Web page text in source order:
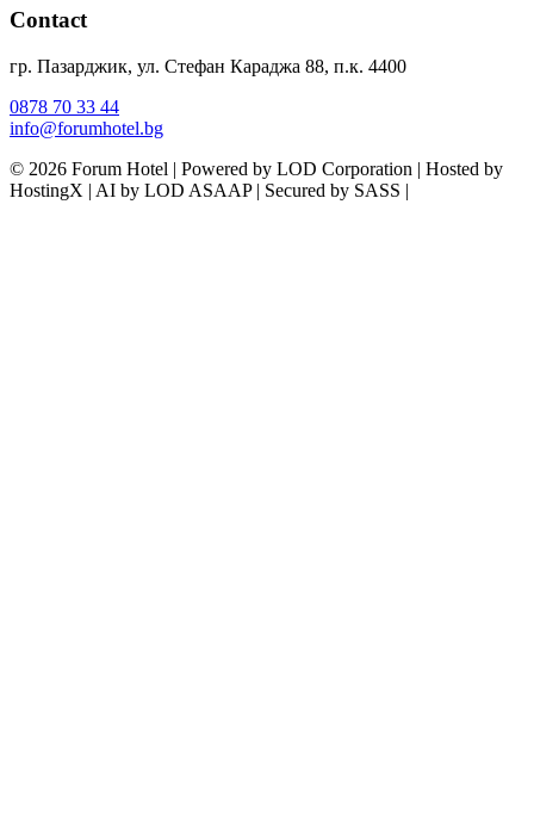
Contact
гр. Пазарджик, ул. Стефан Караджа 88, п.к. 4400
0878 70 33 44
info@forumhotel.bg
© 2026 Forum Hotel | Powered by LOD Corporation | Hosted by
HostingX | AI by LOD ASAAP | Secured by SASS |